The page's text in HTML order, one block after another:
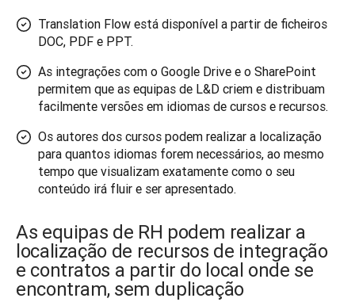
Translation Flow está disponível a partir de ficheiros
DOC, PDF e PPT.
As integrações com o Google Drive e o SharePoint
permitem que as equipas de L&D criem e distribuam
facilmente versões em idiomas de cursos e recursos.
Os autores dos cursos podem realizar a localização
para quantos idiomas forem necessários, ao mesmo
tempo que visualizam exatamente como o seu
conteúdo irá fluir e ser apresentado.
As equipas de RH podem realizar a
localização de recursos de integração
e contratos a partir do local onde se
encontram, sem duplicação